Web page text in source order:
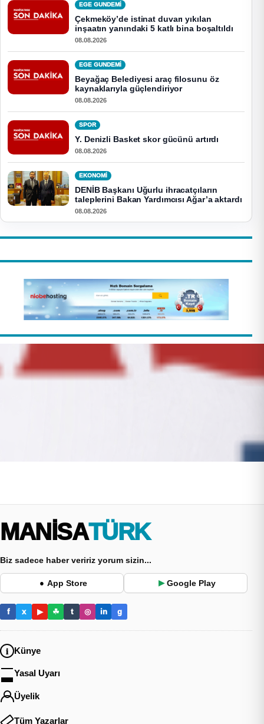
EGE GUNDEMİ
Çekmeköy’de istinat duvarı yıkılan
inşaatın yanındaki 5 katlı bina boşaltıldı
08.08.2026
EGE GUNDEMİ
Beyağaç Belediyesi araç filosunu öz
kaynaklarıyla güçlendiriyor
08.08.2026
SPOR
Y. Denizli Basket skor gücünü artırdı
08.08.2026
EKONOMI
DENİB Başkanı Uğurlu ihracatçıların
taleplerini Bakan Yardımcısı Ağar’a aktardı
08.08.2026
MANİSA TÜRK
Biz sadece haber veririz yorum sizin...
● App Store ▶ Google Play
f x ▶ ☘ t ◎ in g
Künye
Yasal Uyarı
Üyelik
Tüm Yazarlar